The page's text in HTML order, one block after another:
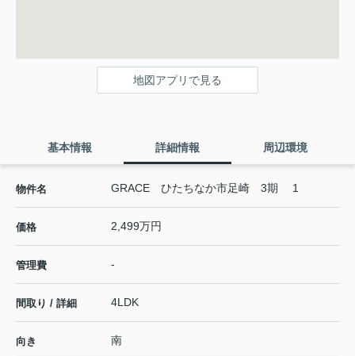
地図アプリで見る
基本情報 詳細情報 周辺環境
物件名 GRACE ひたちなか市足崎 3期 1
価格 2,499万円
管理費 -
間取り / 詳細 4LDK
向き 南